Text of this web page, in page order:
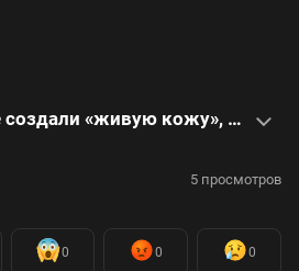
Российские ученые создали «живую кожу», который лечит ожоги и язвы, не оставляя шрамов: видео
5 просмотров
0 0 0